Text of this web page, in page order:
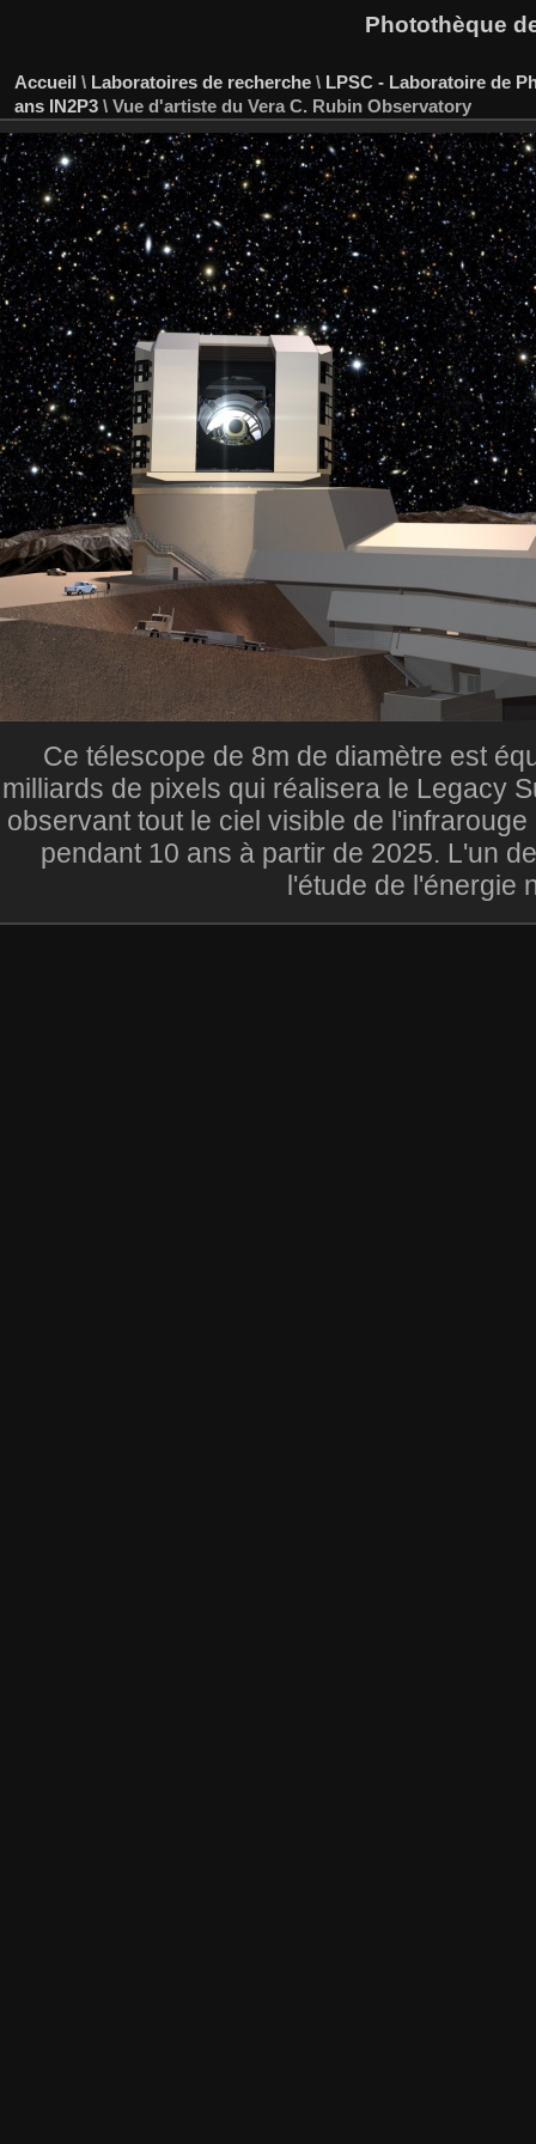
Photothèque
Accueil \ Laboratoires de recherche \ LPSC - Laboratoire de
ans IN2P3 \ Vue d'artiste du Vera C. Rubin Observatory
Ce télescope de 8m de diamètre est
milliards de pixels qui réalisera le Legacy
observant tout le ciel visible de
pendant 10 ans à partir de 2025. L'un
l'étude de l'énergie